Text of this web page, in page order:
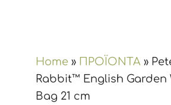
Home » ΠΡΟΪΟΝΤΑ »
Rabbit™ English Garden
Bag 21 cm